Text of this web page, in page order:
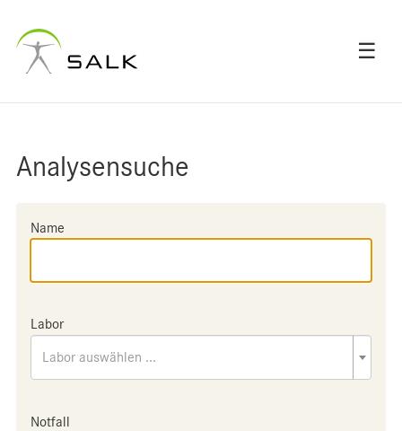
☰
Analysensuche
Name
Labor
Labor auswählen ...
Notfall